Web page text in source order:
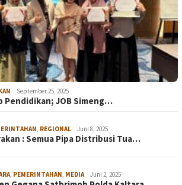
September 25, 2025
Pendidikan; JOB Simeng…
REGIONAL Juni 8, 2025
: Semua Pipa Distribusi Tua…
PEMERINTAHAN MEDIA Juni 2, 2025